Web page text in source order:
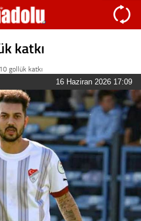
katkı
gollük katkı
16 Haziran 2026 17:09